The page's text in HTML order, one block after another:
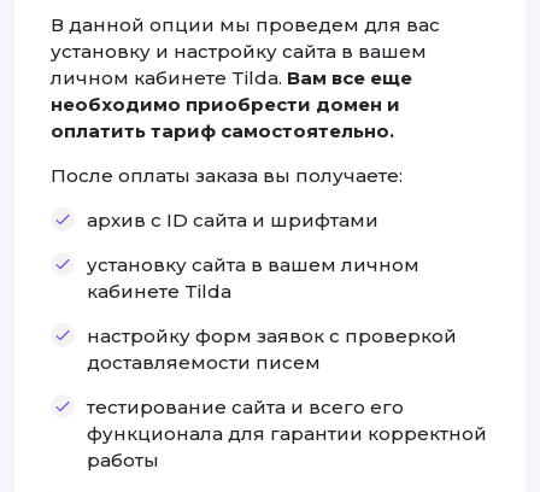
В данной опции мы проведем для вас
установку и настройку сайта в вашем
личном кабинете Tilda. Вам все еще
необходимо приобрести домен и
оплатить тариф самостоятельно.
После оплаты заказа вы получаете:
архив с ID сайта и шрифтами
установку сайта в вашем личном
кабинете Tilda
настройку форм заявок с проверкой
доставляемости писем
тестирование сайта и всего его
функционала для гарантии корректной
работы